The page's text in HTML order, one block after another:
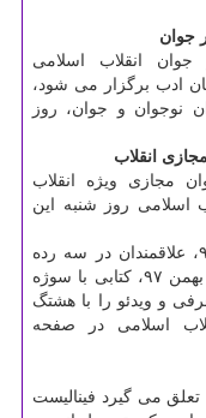
جوان
انقلاب اسلامی
ادب برگزار می شود،
نوجوان و جوان، روز
انقلاب
مجازی ویژه انقلاب
اسلامی روز شنبه این
با انتشار فراخوان این پویش از ۱۰ دی ۹۷، علاقمندان در سه رده
سنی كودك، نوجوان و بزرگسال باید تا ۲۲ بهمن ۹۷، كتابی با سوژه
و ویدئو را با هشتگ
اسلامی در صفحه
تعلق می گیرد فینالیست